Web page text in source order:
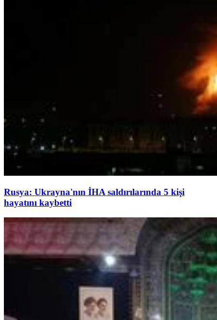
Rusya: Ukrayna'nın İHA saldırılarında 5 kişi
hayatını kaybetti